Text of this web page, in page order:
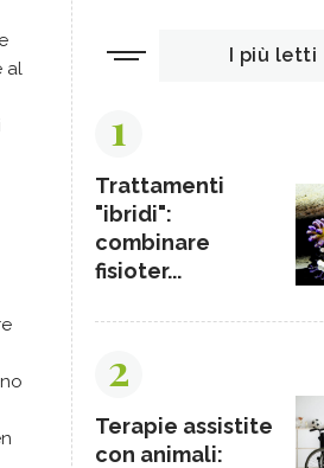
al
I più letti
1
Trattamenti
"ibridi":
combinare
fisioter...
2
Terapie assistite
con animali: